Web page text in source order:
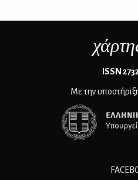
ΙSSN
Με την